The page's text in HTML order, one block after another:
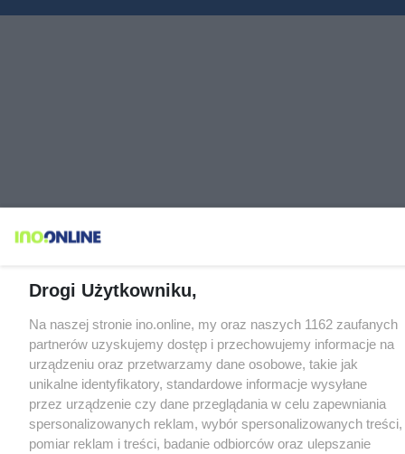
Drogi Użytkowniku,
Na naszej stronie ino.online, my oraz naszych 1162 zaufanych
partnerów uzyskujemy dostęp i przechowujemy informacje na
urządzeniu oraz przetwarzamy dane osobowe, takie jak
unikalne identyfikatory, standardowe informacje wysyłane
przez urządzenie czy dane przeglądania w celu zapewniania
spersonalizowanych reklam, wybór spersonalizowanych treści,
pomiar reklam i treści, badanie odbiorców oraz ulepszanie